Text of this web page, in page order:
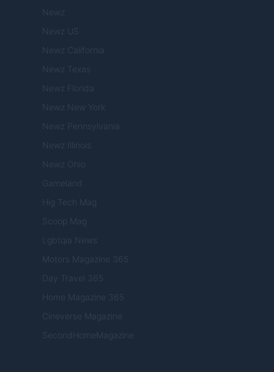
Newz
Newz US
Newz California
Newz Texas
Newz Florida
Newz New York
Newz Pennsylvania
Newz Illinois
Newz Ohio
Gameland
Hig Tech Mag
Scoop Mag
Lgbtqia News
Motors Magazine 365
Day Travel 365
Home Magazine 365
Cineverse Magazine
SecondHomeMagazine